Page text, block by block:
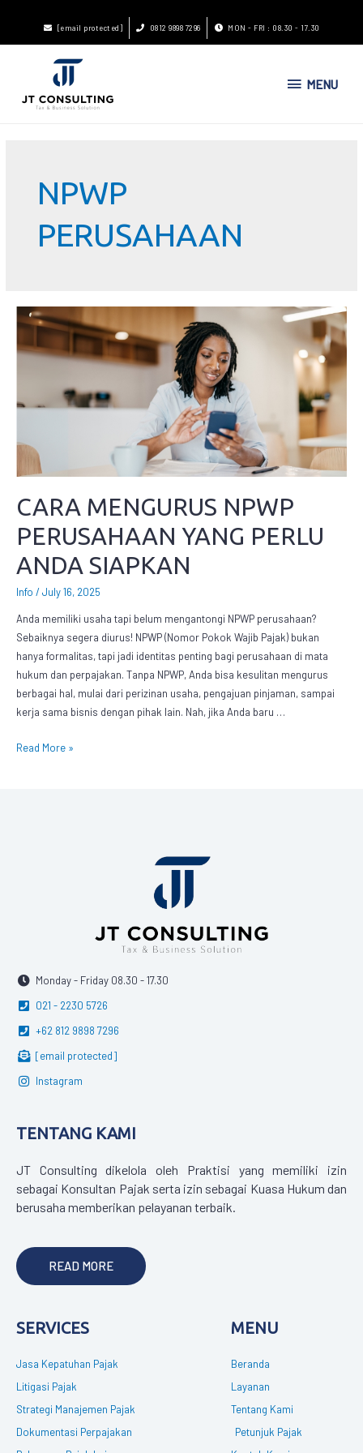
[email protected] 0812 9898 7296 MON - FRI : 08.30 - 17.30
MENU
NPWP
PERUSAHAAN
CARA MENGURUS NPWP
PERUSAHAAN YANG PERLU
ANDA SIAPKAN
Info /July 16, 2025
Anda memiliki usaha tapi belum mengantongi NPWP perusahaan?
Sebaiknya segera diurus! NPWP (Nomor Pokok Wajib Pajak) bukan
hanya formalitas, tapi jadi identitas penting bagi perusahaan di mata
hukum dan perpajakan. Tanpa NPWP, Anda bisa kesulitan mengurus
berbagai hal, mulai dari perizinan usaha, pengajuan pinjaman, sampai
kerja sama bisnis dengan pihak lain. Nah, jika Anda baru …
Read More »
Monday - Friday 08.30 - 17.30
021 - 2230 5726
+62 812 9898 7296
[email protected]
Instagram
TENTANG KAMI
JT Consulting dikelola oleh Praktisi yang memiliki izin
sebagai Konsultan Pajak serta izin sebagai Kuasa Hukum dan
berusaha memberikan pelayanan terbaik.
READ MORE
SERVICES
Jasa Kepatuhan Pajak
Litigasi Pajak
Strategi Manajemen Pajak
Dokumentasi Perpajakan
MENU
Beranda
Layanan
Tentang Kami
Petunjuk Pajak